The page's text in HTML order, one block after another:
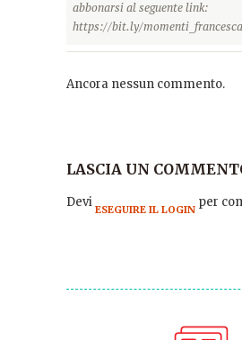
abbonarsi al seguente link:
https://bit.ly/
Ancora nessun commento.
LASCIA UN
Devi ESEGUIRE IL LOGIN per